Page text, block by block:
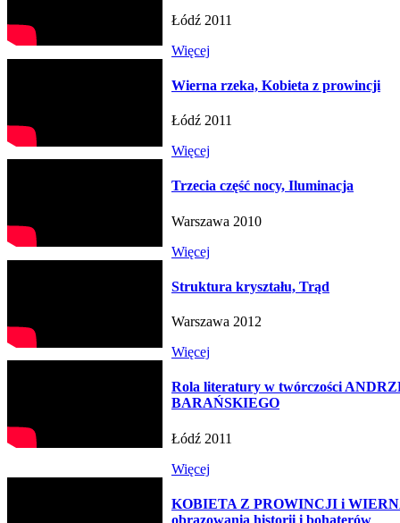
Łódź 2011
Więcej
Wierna rzeka, Kobieta z prowincji
Łódź 2011
Więcej
Trzecia część nocy, Iluminacja
Warszawa 2010
Więcej
Struktura kryształu, Trąd
Warszawa 2012
Więcej
Rola literatury w twórczości
BARAŃSKIEGO
Łódź 2011
Więcej
KOBIETA Z PROWINCJI i
obrazowania historii i bohaterów